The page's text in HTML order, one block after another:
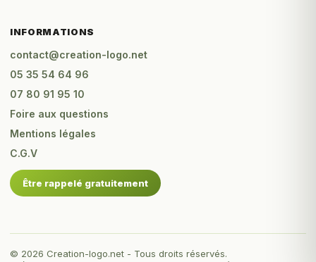
INFORMATIONS
contact@creation-logo.net
05 35 54 64 96
07 80 91 95 10
Foire aux questions
Mentions légales
C.G.V
Être rappelé gratuitement
© 2026 Creation-logo.net - Tous droits réservés.